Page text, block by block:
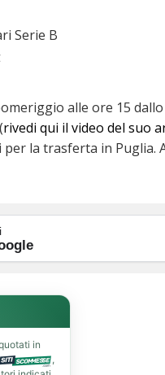
alle ore 15
rivedi qui il video del suo
la trasferta in Puglia.
in
,